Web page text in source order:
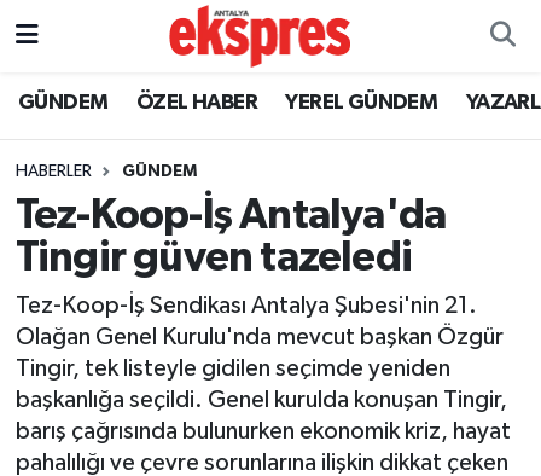
GÜNDEM ÖZEL HABER YEREL GÜNDEM
HABERLER GÜNDEM
Tez-Koop-İş Antalya'da
Tingir güven tazeledi
Tez-Koop-İş Sendikası Antalya Şubesi'nin 21.
Olağan Genel Kurulu'nda mevcut başkan Özgür
Tingir, tek listeyle gidilen seçimde yeniden
başkanlığa seçildi. Genel kurulda konuşan Tingir,
barış çağrısında bulunurken ekonomik kriz, hayat
pahalılığı ve çevre sorunlarına ilişkin dikkat çeken
ÖZEL HABER
YEREL GÜNDEM
EKONOMİ
KÜLTÜR - SANAT
SPOR
SİYASET
Nöbetçi Eczaneler
Trafik Durumu
Süper Lig Puan Durumu ve Fikstür
Tüm Manşetler
Son Dakika Haberleri
Haber Arşivi